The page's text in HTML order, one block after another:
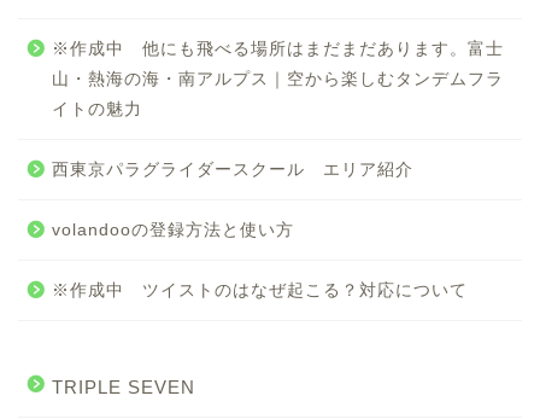
※作成中 他にも飛べる場所はまだまだあります。富士
山・熱海の海・南アルプス｜空から楽しむタンデムフラ
イトの魅力
西東京パラグライダースクール エリア紹介
volandooの登録方法と使い方
※作成中 ツイストのはなぜ起こる？対応について
TRIPLE SEVEN